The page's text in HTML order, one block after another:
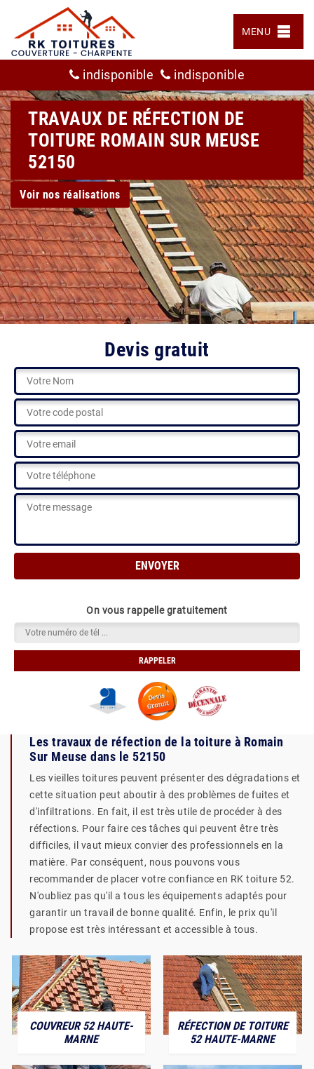
MENU
indisponible indisponible
TRAVAUX DE RÉFECTION DE
TOITURE ROMAIN SUR MEUSE
52150
Voir nos réalisations
Devis gratuit
On vous rappelle gratuitement
Les travaux de réfection de la toiture à Romain
Sur Meuse dans le 52150
Les vieilles toitures peuvent présenter des dégradations et
cette situation peut aboutir à des problèmes de fuites et
d'infiltrations. En fait, il est très utile de procéder à des
réfections. Pour faire ces tâches qui peuvent être très
difficiles, il vaut mieux convier des professionnels en la
matière. Par conséquent, nous pouvons vous
recommander de placer votre confiance en RK toiture 52.
N'oubliez pas qu'il a tous les équipements adaptés pour
garantir un travail de bonne qualité. Enfin, le prix qu'il
propose est très intéressant et accessible à tous.
COUVREUR 52 HAUTE-
MARNE
RÉFECTION DE TOITURE
52 HAUTE-MARNE